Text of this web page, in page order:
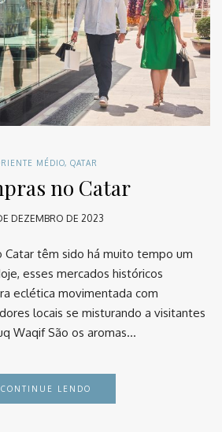
MÉDIO, QATAR
no Catar
DEZEMBRO DE 2023
Catar têm sido há muito tempo um
esses mercados históricos
eclética movimentada com
locais se misturando a visitantes
Waqif São os aromas…
CONTINUE LENDO